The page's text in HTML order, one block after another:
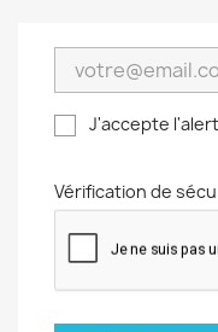
J'accepte
Vérification de